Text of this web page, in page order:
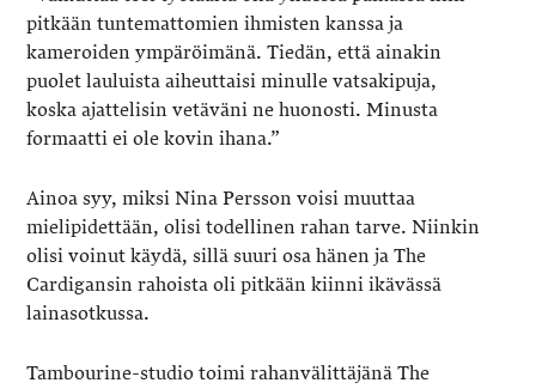
pitkään tuntemattomien ihmisten kanssa ja
kameroiden ympäröimänä. Tiedän, että ainakin
puolet lauluista aiheuttaisi minulle vatsakipuja,
koska ajattelisin vetäväni ne huonosti. Minusta
formaatti ei ole kovin ihana.”
Ainoa syy, miksi Nina Persson voisi muuttaa
mielipidettään, olisi todellinen rahan tarve. Niinkin
olisi voinut käydä, sillä suuri osa hänen ja The
Cardigansin rahoista oli pitkään kiinni ikävässä
lainasotkussa.
Tambourine-studio toimi rahanvälittäjänä The